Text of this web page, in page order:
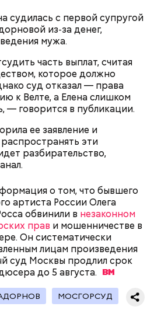
судилась с первой супругой
из‑за денег,
мужа.
часть выплат, считая
которое должно
суд отказал — права
к Велте, а Елена слишком
— говорится в публикации.
ее заявление и
эти
разбирательство,
о том, что бывшего
артиста России Олега
обвинили в незаконном
прав и мошенничестве в
Он систематически
лицам произведения
суд Москвы продлил срок
до 5августа.
МОСГОРСУД
деятельность в области
рекламы в социальных
своих доходов часть
спонсоров розыгрышей,
мотивационных курсов и
деньги и возвращали
деньгами и не
налоговой, Гасанов либо
еще несколькими счетами,
стал друг детства
3 февраля того же года,
вместе в машине,
приятеля морсом с
два дня Константин умер в
вернулись обратно,
ухудшилось самочувствие
в больницу,
скончался, — рассказывал